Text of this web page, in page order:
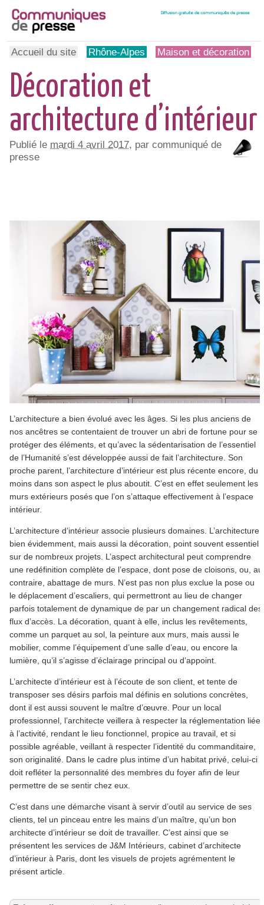
Accueil du site Rhône-Alpes Maison et décoration
Décoration et
architecture d’intérieur
Publié le mardi 4 avril 2017, par communiqué de
presse
L’architecture a bien évolué avec les âges. Si les plus anciens de
nos ancêtres se contentaient de trouver un abri de fortune pour se
protéger des éléments, et qu’avec la sédentarisation de l’essentiel
de l’Humanité s’est développée aussi de fait l’architecture. Son
proche parent, l’architecture d’intérieur est plus récente encore, du
moins dans son aspect le plus aboutit. C’est en effet seulement les
murs extérieurs posés que l’on s’attaque effectivement à l’espace
intérieur.
L’architecture d’intérieur associe plusieurs domaines. L’architecture,
bien évidemment, mais aussi la décoration, point souvent essentiel
sur de nombreux projets. L’aspect architectural peut comprendre
une redéfinition complète de l’espace, dont pose de cloisons, ou, au
contraire, abattage de murs. N’est pas non plus exclue la pose ou
le déplacement d’escaliers, qui permettront au lieu de changer
parfois totalement de dynamique de par un changement radical des
flux d’accès. La décoration, quant à elle, inclus les revêtements,
comme un parquet au sol, la peinture aux murs, mais aussi le
mobilier, comme l’équipement d’une salle d’eau, ou encore la
lumière, qu’il s’agisse d’éclairage principal ou d’appoint.
L’architecte d’intérieur est à l’écoute de son client, et tente de
transposer ses désirs parfois mal définis en solutions concrètes,
dont il est aussi souvent le maître d’œuvre. Pour un local
professionnel, l’architecte veillera à respecter la réglementation liée
à l’activité, rendant le lieu fonctionnel, propice au travail, et si
possible agréable, veillant à respecter l’identité du commanditaire,
son originalité. Dans le cadre plus intime d’un habitat privé, celui-ci
doit refléter la personnalité des membres du foyer afin de leur
permettre de se sentir chez eux.
C’est dans une démarche visant à servir d’outil au service de ses
clients, tel un pinceau entre les mains d’un maître, qu’un bon
architecte d’intérieur se doit de travailler. C’est ainsi que se
présentent les services de J&M Intérieurs, cabinet d’architecte
d’intérieur à Paris, dont les visuels de projets agrémentent le
présent article.